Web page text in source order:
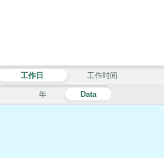
年 Data
工作日 工作时间